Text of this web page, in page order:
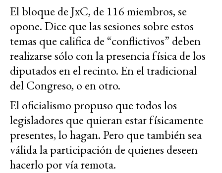
El bloque de JxC, de 116 miembros, se
opone. Dice que las sesiones sobre estos
temas que califica de “conflictivos” deben
realizarse sólo con la presencia física de los
diputados en el recinto. En el tradicional
del Congreso, o en otro.
El oficialismo propuso que todos los
legisladores que quieran estar físicamente
presentes, lo hagan. Pero que también sea
válida la participación de quienes deseen
hacerlo por vía remota.